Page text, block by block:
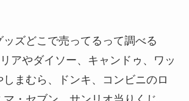
ッズどこで売ってるって調べる
アやダイソー、キャンドゥ、ワッ
まむら、ドンキ、コンビニのロ